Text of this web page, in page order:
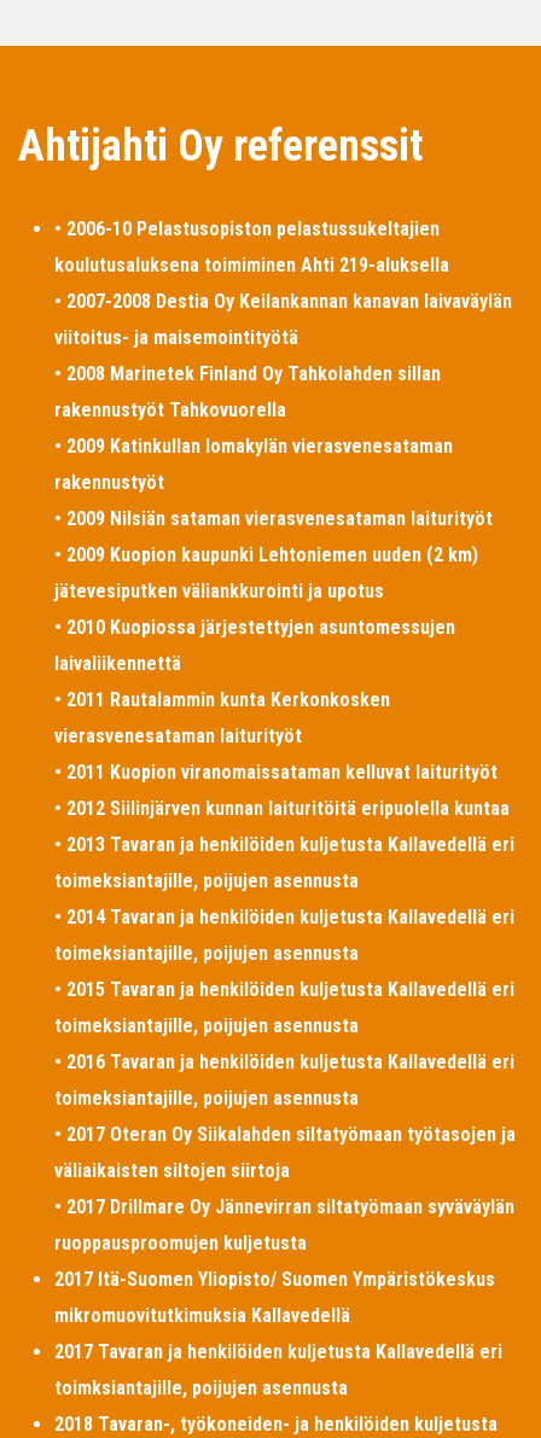
Ahtijahti Oy referenssit
• 2006-10 Pelastusopiston pelastussukeltajien
koulutusaluksena toimiminen Ahti 219-aluksella
• 2007-2008 Destia Oy Keilankannan kanavan laivaväylän
viitoitus- ja maisemointityötä
• 2008 Marinetek Finland Oy Tahkolahden sillan
rakennustyöt Tahkovuorella
• 2009 Katinkullan lomakylän vierasvenesataman
rakennustyöt
• 2009 Nilsiän sataman vierasvenesataman laiturityöt
• 2009 Kuopion kaupunki Lehtoniemen uuden (2 km)
jätevesiputken väliankkurointi ja upotus
• 2010 Kuopiossa järjestettyjen asuntomessujen
laivaliikennettä
• 2011 Rautalammin kunta Kerkonkosken
vierasvenesataman laiturityöt
• 2011 Kuopion viranomaissataman kelluvat laiturityöt
• 2012 Siilinjärven kunnan laituritöitä eripuolella kuntaa
• 2013 Tavaran ja henkilöiden kuljetusta Kallavedellä eri
toimeksiantajille, poijujen asennusta
• 2014 Tavaran ja henkilöiden kuljetusta Kallavedellä eri
toimeksiantajille, poijujen asennusta
• 2015 Tavaran ja henkilöiden kuljetusta Kallavedellä eri
toimeksiantajille, poijujen asennusta
• 2016 Tavaran ja henkilöiden kuljetusta Kallavedellä eri
toimeksiantajille, poijujen asennusta
• 2017 Oteran Oy Siikalahden siltatyömaan työtasojen ja
väliaikaisten siltojen siirtoja
• 2017 Drillmare Oy Jännevirran siltatyömaan syväväylän
ruoppausproomujen kuljetusta
2017 Itä-Suomen Yliopisto/ Suomen Ympäristökeskus
mikromuovitutkimuksia Kallavedellä
2017 Tavaran ja henkilöiden kuljetusta Kallavedellä eri
toimksiantajille, poijujen asennusta
2018 Tavaran-, työkoneiden- ja henkilöiden kuljetusta